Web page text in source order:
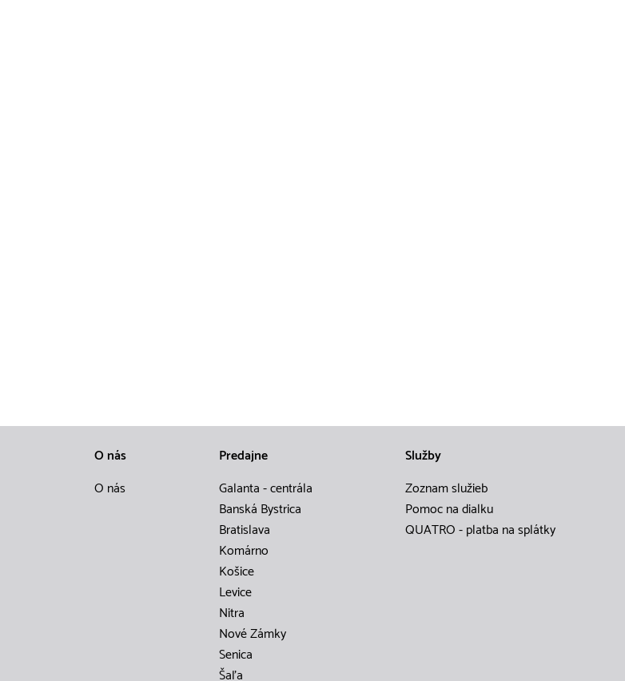
O nás
O nás
Predajne
Galanta - centrála
Banská Bystrica
Bratislava
Komárno
Košice
Levice
Nitra
Nové Zámky
Senica
Šaľa
Služby
Zoznam služieb
Pomoc na dialku
QUATRO - platba na splátky